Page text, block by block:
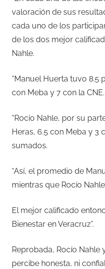
valoración de sus
cada uno de los
de los dos mejor
Nahle.
“Manuel Huerta tuvo 8.5
con Meba y 7 con la
“Rocío Nahle, por su
Heras, 6.5 con Meba y 3
sumados.
“Así, el promedio de
mientras que Rocío
El mejor calificado
Bienestar en Veracruz”.
Reprobada, Rocío Nahle
percibe honesta, ni